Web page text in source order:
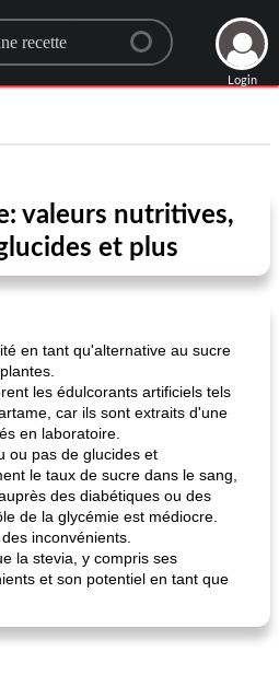
recipe
Login
valeurs nutritives,
et plus
en tant qu'alternative au sucre
les édulcorants artificiels tels
car ils sont extraits d'une
en laboratoire.
ou pas de glucides et
le taux de sucre dans le sang,
des diabétiques ou des
de la glycémie est médiocre.
inconvénients.
la stevia, y compris ses
et son potentiel en tant que